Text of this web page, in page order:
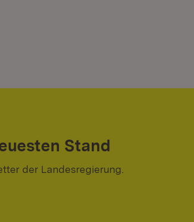
Stand
der Landesregierung.